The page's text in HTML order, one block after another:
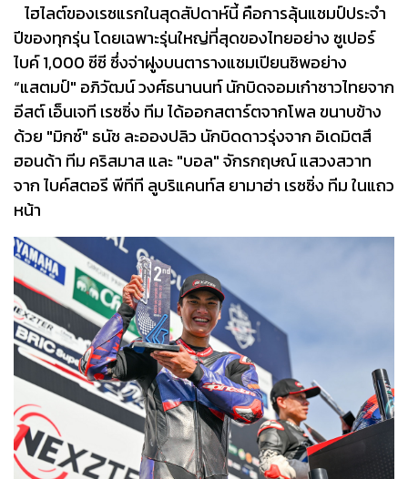
ไฮไลต์ของเรซแรกในสุดสัปดาห์นี้ คือการลุ้นแชมป์ประจำ
ปีของทุกรุ่น โดยเฉพาะรุ่นใหญ่ที่สุดของไทยอย่าง ซูเปอร์
ไบค์ 1,000 ซีซี ซึ่งจ่าฝูงบนตารางแชมเปียนชิพอย่าง
“แสตมป์" อภิวัฒน์ วงศ์ธนานนท์ นักบิดจอมเก๋าชาวไทยจาก
อีสต์ เอ็นเจที เรซซิ่ง ทีม ได้ออกสตาร์ตจากโพล ขนาบข้าง
ด้วย "มิกซ์" ธนัช ละอองปลิว นักบิดดาวรุ่งจาก อิเดมิตสึ
ฮอนด้า ทีม คริสมาส และ "บอล" จักรกฤษณ์ แสวงสวาท
จาก ไบค์สตอรี พีทีที ลูบริแคนท์ส ยามาฮ่า เรซซิ่ง ทีม ในแถว
หน้า